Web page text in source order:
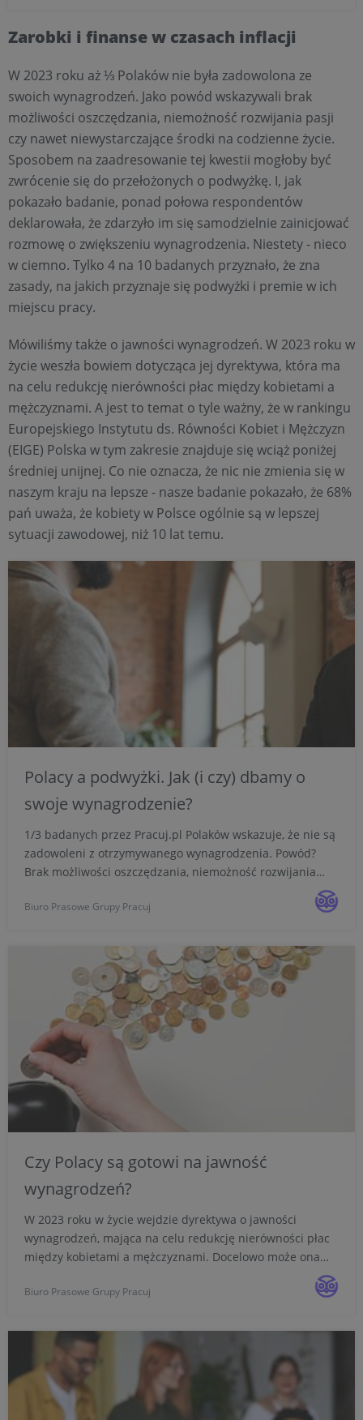
Zarobki i finanse w czasach inflacji
W 2023 roku aż ⅓ Polaków nie była zadowolona ze
swoich wynagrodzeń. Jako powód wskazywali brak
możliwości oszczędzania, niemożność rozwijania pasji
czy nawet niewystarczające środki na codzienne życie.
Sposobem na zaadresowanie tej kwestii mogłoby być
zwrócenie się do przełożonych o podwyżkę. I, jak
pokazało badanie, ponad połowa respondentów
deklarowała, że zdarzyło im się samodzielnie zainicjować
rozmowę o zwiększeniu wynagrodzenia. Niestety - nieco
w ciemno. Tylko 4 na 10 badanych przyznało, że zna
zasady, na jakich przyznaje się podwyżki i premie w ich
miejscu pracy.
Mówiliśmy także o jawności wynagrodzeń. W 2023 roku w
życie weszła bowiem dotycząca jej dyrektywa, która ma
na celu redukcję nierówności płac między kobietami a
mężczyznami. A jest to temat o tyle ważny, że w rankingu
Europejskiego Instytutu ds. Równości Kobiet i Mężczyzn
(EIGE) Polska w tym zakresie znajduje się wciąż poniżej
średniej unijnej. Co nie oznacza, że nic nie zmienia się w
naszym kraju na lepsze - nasze badanie pokazało, że 68%
pań uważa, że kobiety w Polsce ogólnie są w lepszej
sytuacji zawodowej, niż 10 lat temu.
Polacy a podwyżki. Jak (i czy) dbamy o
swoje wynagrodzenie?
1/3 badanych przez Pracuj.pl Polaków wskazuje, że nie są
zadowoleni z otrzymywanego wynagrodzenia. Powód?
Brak możliwości oszczędzania, niemożność rozwijania
życie. Sposobem na zaadresowanie tej kwestii może być
Biuro Prasowe Grupy Pracuj
Czy Polacy są gotowi na jawność
wynagrodzeń?
W 2023 roku w życie wejdzie dyrektywa o jawności
wynagrodzeń, mająca na celu redukcję nierówności płac
między kobietami a mężczyznami. Docelowo może ona
jednak posłużyć wszystkim uczestnikom rynku pracy. Jak
wynika z najnowszego badania Pracuj.pl, zdecydowana
Biuro Prasowe Grupy Pracuj